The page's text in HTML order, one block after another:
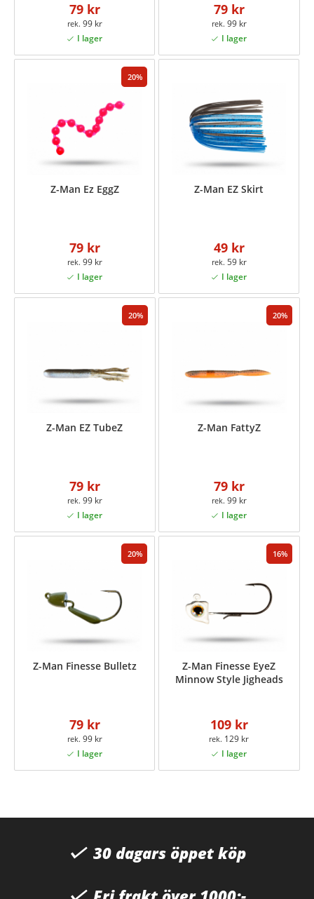
79 kr
99 kr
79 kr
99 kr
20
Z-Man Ez EggZ
79 kr
99 kr
Z-Man EZ Skirt
49 kr
59 kr
20
Z-Man EZ TubeZ
79 kr
99 kr
20
Z-Man FattyZ
79 kr
99 kr
20
Z-Man Finesse Bulletz
79 kr
99 kr
16
Z-Man Finesse EyeZ
Minnow Style Jigheads
109 kr
129 kr
30 dagars öppet köp